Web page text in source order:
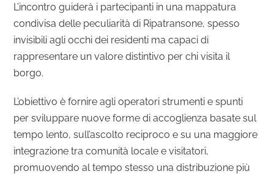
L’incontro guiderà i partecipanti in una mappatura
condivisa delle peculiarità di Ripatransone, spesso
invisibili agli occhi dei residenti ma capaci di
rappresentare un valore distintivo per chi visita il
borgo.
L’obiettivo è fornire agli operatori strumenti e spunti
per sviluppare nuove forme di accoglienza basate sul
tempo lento, sull’ascolto reciproco e su una maggiore
integrazione tra comunità locale e visitatori,
promuovendo al tempo stesso una distribuzione più